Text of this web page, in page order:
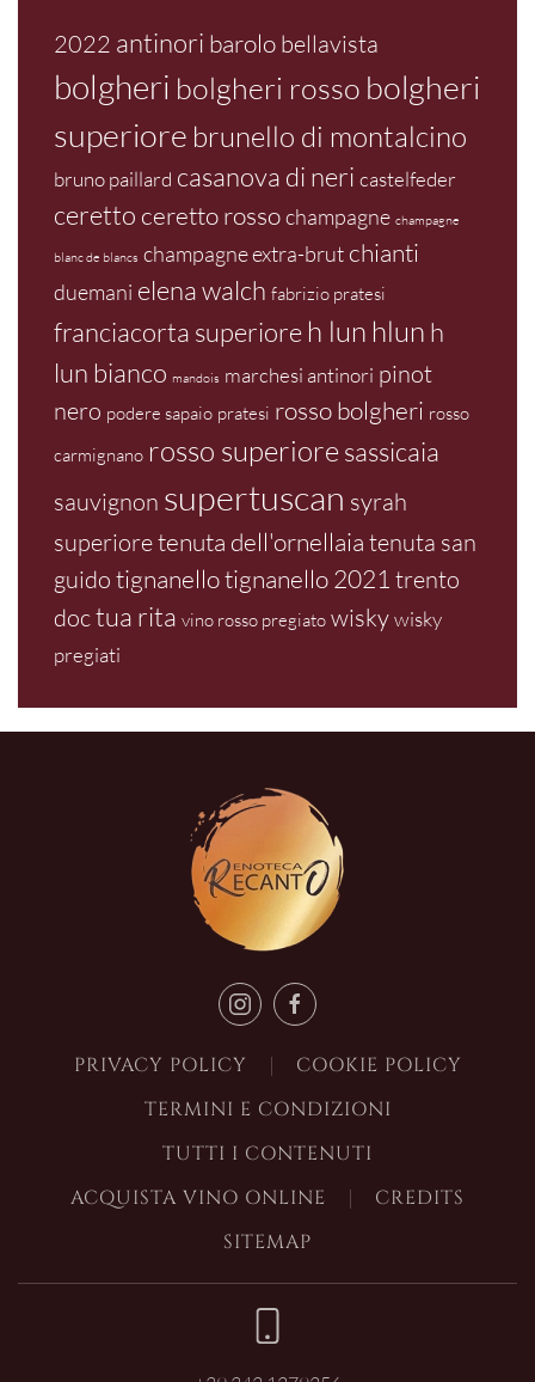
2022 antinori barolo bellavista
bolgheri bolgheri rosso bolgheri
superiore brunello di montalcino
bruno paillard casanova di neri castelfeder
ceretto ceretto rossochampagne champagne
blanc de blancs champagne extra-brut chianti
duemani elena walch fabrizio pratesi
franciacorta superiore h lun hlun h
lun bianco mandois marchesi antinori pinot
nero podere sapaio pratesi rosso bolgheri rosso
carmignano rosso superiore sassicaia
sauvignon supertuscan syrah
superioretenuta dell'ornellaia tenuta san
guido tignanellotignanello 2021 trento
doctua rita vino rosso pregiato wiskywisky
pregiati
PRIVACY POLICY
COOKIE POLICY
TERMINI E CONDIZIONI
TUTTI I CONTENUTI
ACQUISTA VINO ONLINE
CREDITS
SITEMAP